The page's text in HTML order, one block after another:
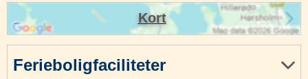
Ferieboligfaciliteter
Kort